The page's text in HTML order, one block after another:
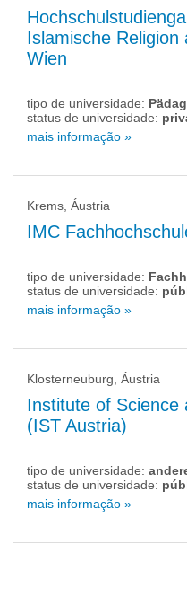
Islamische Religion
Wien
tipo de universidade:
status de universidade:
mais informação »
Krems, Áustria
IMC
tipo de universidade:
status de universidade:
mais informação »
Klosterneuburg, Áustria
Institute of Science
(IST Austria)
tipo de universidade:
status de universidade:
mais informação »